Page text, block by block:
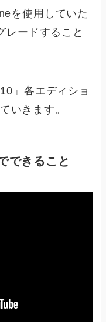
を使用していた
レードすること
」各エディショ
いきます。
できること